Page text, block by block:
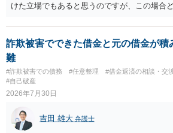
けた立場でもあると思うのですが、この場合
がいいとは思います。 そもそも、特殊詐欺
は法に触れる可能性もあります。 ＞100万を
ことは可能でしょうか？ →一般的には難しい
０万円の被害を受けたとして、１円も払わな
たら、 できるだけ重い刑罰を与えて欲しい
でしょうか。 ＞弁護士さんに入ってもらうこ
分賠償に回すことも考えられるので、 兼ね合
詐欺被害でできた借金と元の借金が積
難
#詐欺被害での債務 #任意整理 #借金返済の相談・交
#自己破産
2026年7月30日
吉田 雄大 弁護士